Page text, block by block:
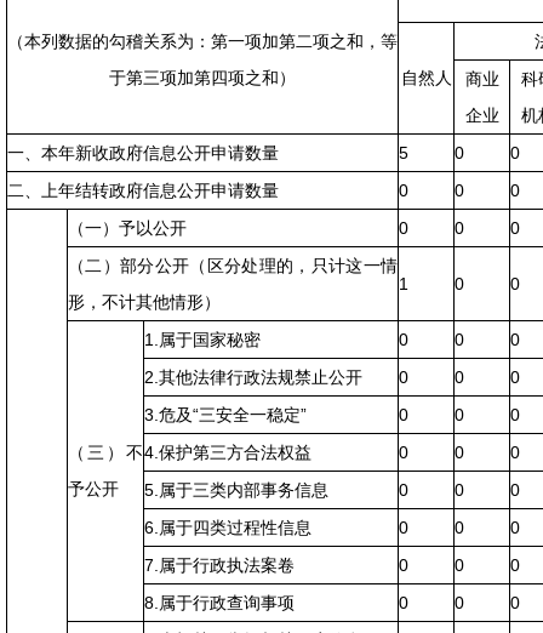
（本列数据的勾稽关系为：第一项加第二项之和，等
于第三项加第四项之和）
自然人
商业
企业
科
机
一、本年新收政府信息公开申请数量
5 0
0
二、上年结转政府信息公开申请数量
0 0
0
（一）予以公开
0 0
0
（二）部分公开（区分处理的，只计这一情
形，不计其他情形）
1 0 0
（三）不
予公开
1.属于国家秘密 0 0
0
2.其他法律行政法规禁止公开
0 0
0
3.危及“三安全一稳定”
0 0
0
4.保护第三方合法权益
0 0
0
5.属于三类内部事务信息
0 0
0
6.属于四类过程性信息
0 0
0
7.属于行政执法案卷
0 0
0
8.属于行政查询事项
0 0
0